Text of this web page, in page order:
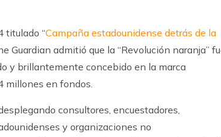
titulado “Campaña estadounidense detrás de la
Guardian admitió que la “Revolución naranja”
y brillantemente concebido en la marca
millones en fondos.
consultores, encuestadores,
y organizaciones no